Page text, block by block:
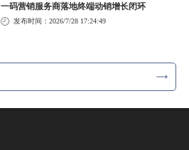
一码营销服务商落地终端动销增长闭环
发布时间：2026/7/28 17:24:49